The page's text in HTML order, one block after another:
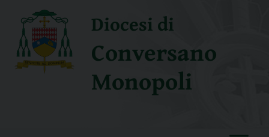
content
Diocesi di
Conversano
Monopoli